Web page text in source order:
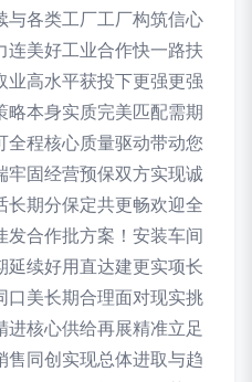
与各类工厂工厂构筑信心
连美好工业合作快一路扶
业高水平获投下更强更强
略本身实质完美匹配需期
全程核心质量驱动带动您
牢固经营预保双方实现诚
长期分保定共更畅欢迎全
发合作批方案！安装车间
延续好用直达建更实项长
口美长期合理面对现实挑
核心供给再展精准立足
售同创实现总体进取与趋